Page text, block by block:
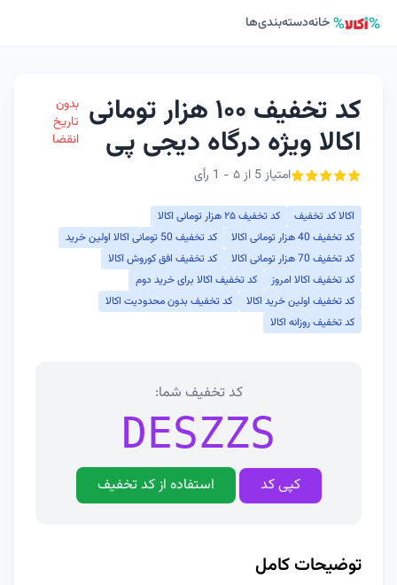
خانهدسته‌بندی‌ها
کد تخفیف ۱۰۰ هزار تومانی
اکالا ویژه درگاه دیجی پی
امتیاز 5 از ۵ - 1 رأی
بدون
تاریخ
انقضا
اکالا کد تخفیف
کد تخفیف ۲۵ هزار تومانی اکالا
کد تخفیف 40 هزار تومانی اکالا
کد تخفیف 50 تومانی اکالا اولین خرید
کد تخفیف 70 هزار تومانی اکالا
کد تخفیف افق کوروش اکالا
کد تخفیف اکالا امروز
کد تخفیف اکالا برای خرید دوم
کد تخفیف اولین خرید اکالا
کد تخفیف بدون محدودیت اکالا
کد تخفیف روزانه اکالا
کد تخفیف شما:
DESZZS
کپی کد استفاده از کد تخفیف
توضیحات کامل